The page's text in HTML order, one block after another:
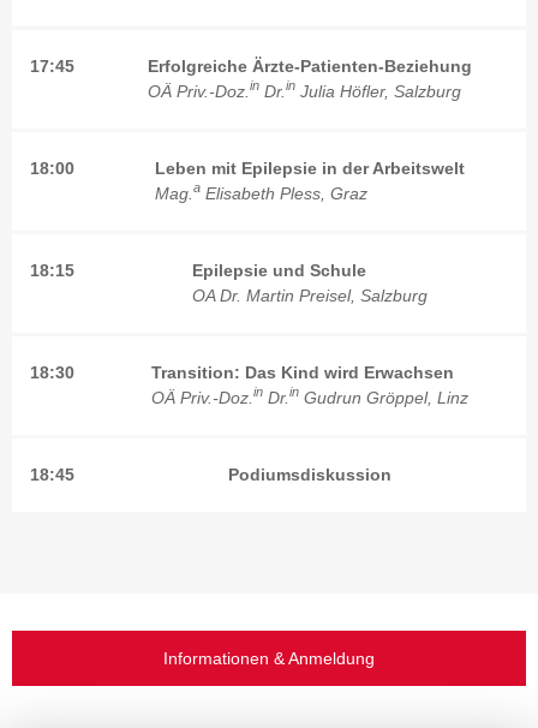
17:45
Erfolgreiche Ärzte-Patienten-Beziehung
OÄ Priv.-Doz. inDr. inJulia Höfler, Salzburg
18:00
Leben mit Epilepsie in der Arbeitswelt
Mag. aElisabeth Pless, Graz
18:15
Epilepsie und Schule
OA Dr. Martin Preisel, Salzburg
18:30
Transition: Das Kind wird Erwachsen
OÄ Priv.-Doz. inDr. inGudrun Gröppel, Linz
18:45 Podiumsdiskussion
Informationen & Anmeldung